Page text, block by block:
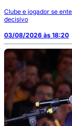
Clube e jogador se
decisivo
03/08/2026 às 18:20